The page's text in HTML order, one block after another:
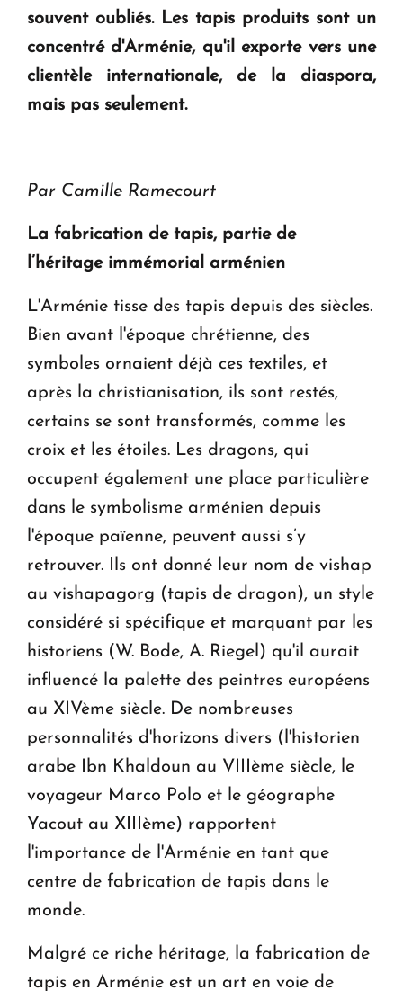
souvent oubliés. Les tapis produits sont un
concentré d'Arménie, qu'il exporte vers une
clientèle internationale, de la diaspora,
mais pas seulement.
Par Camille Ramecourt
La fabrication de tapis, partie de
l’héritage immémorial arménien
L'Arménie tisse des tapis depuis des siècles.
Bien avant l'époque chrétienne, des
symboles ornaient déjà ces textiles, et
après la christianisation, ils sont restés,
certains se sont transformés, comme les
croix et les étoiles. Les dragons, qui
occupent également une place particulière
dans le symbolisme arménien depuis
l'époque païenne, peuvent aussi s’y
retrouver. Ils ont donné leur nom de vishap
au vishapagorg (tapis de dragon), un style
considéré si spécifique et marquant par les
historiens (W. Bode, A. Riegel) qu'il aurait
influencé la palette des peintres européens
au XIVème siècle. De nombreuses
personnalités d'horizons divers (l'historien
arabe Ibn Khaldoun au VIIIème siècle, le
voyageur Marco Polo et le géographe
Yacout au XIIIème) rapportent
l'importance de l'Arménie en tant que
centre de fabrication de tapis dans le
monde.
Malgré ce riche héritage, la fabrication de
tapis en Arménie est un art en voie de